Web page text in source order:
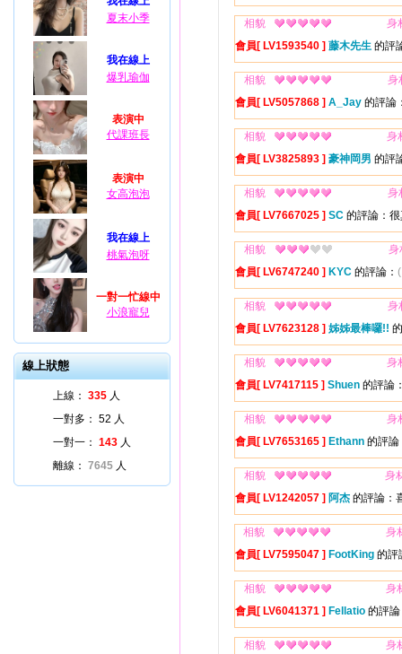
夏末小季
我在線上
爆乳瑜伽
表演中
代課班長
表演中
女高泡泡
我在線上
桃氣泡呀
一對一忙線中
小浪寵兒
線上狀態
上線： 335 人
一對多： 52 人
一對一： 143 人
離線： 7645 人
相貌
身
會員[ LV1593540 ] 藤木先生 的評
相貌
身
會員[ LV5057868 ] A_Jay 的評論
相貌
身
會員[ LV3825893 ] 豪神岡男 的評
相貌
身
會員[ LV7667025 ] SC 的評論：
相貌
身
會員[ LV6747240 ] KYC 的評論：
相貌
身
會員[ LV7623128 ] 姊姊最棒囉!!
相貌
身
會員[ LV7417115 ] Shuen 的評論
相貌
身
會員[ LV7653165 ] Ethann 的評論
相貌
身
會員[ LV1242057 ] 阿杰 的評論：
相貌
身
會員[ LV7595047 ] FootKing 的評
相貌
身
會員[ LV6041371 ] Fellatio 的評
相貌
身